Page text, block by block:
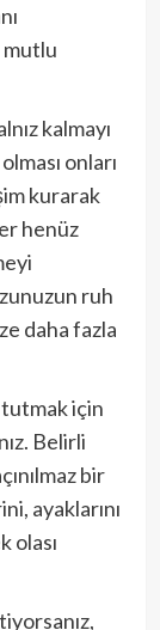
mutlu
kalmayı
onları
kurarak
henüz
ruh
daha fazla
tutmak için
Belirli
bir
ayaklarını
olası